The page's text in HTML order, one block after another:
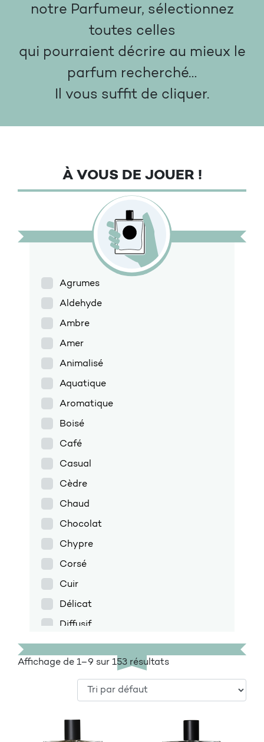
notre Parfumeur, sélectionnez
toutes celles
qui pourraient décrire au mieux le
parfum recherché…
Il vous suffit de cliquer.
À VOUS DE JOUER !
Agrumes
Aldehyde
Ambre
Amer
Animalisé
Aquatique
Aromatique
Boisé
Café
Casual
Cèdre
Chaud
Chocolat
Chypre
Corsé
Cuir
Délicat
Diffusif
Discret
Doux
Encens
Épicé
Affichage de 1–9 sur 153 résultats